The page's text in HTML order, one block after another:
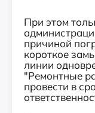
При этом
причиной
короткое
линии
"Ремонтные
провести в